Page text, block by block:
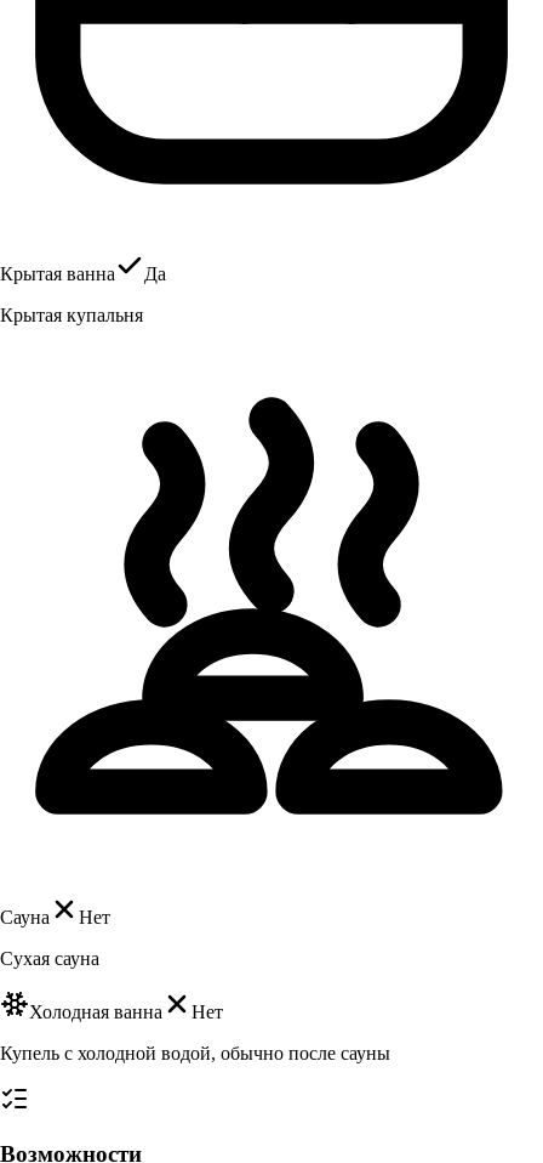
Крытая ванна
Да
Крытая купальня
Сауна
Нет
Сухая сауна
Холодная ванна
Нет
Купель с холодной водой, обычно после сауны
Возможности